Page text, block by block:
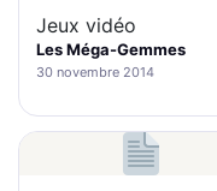
Jeux vidéo
Les Méga-Gemmes
30 novembre 2014